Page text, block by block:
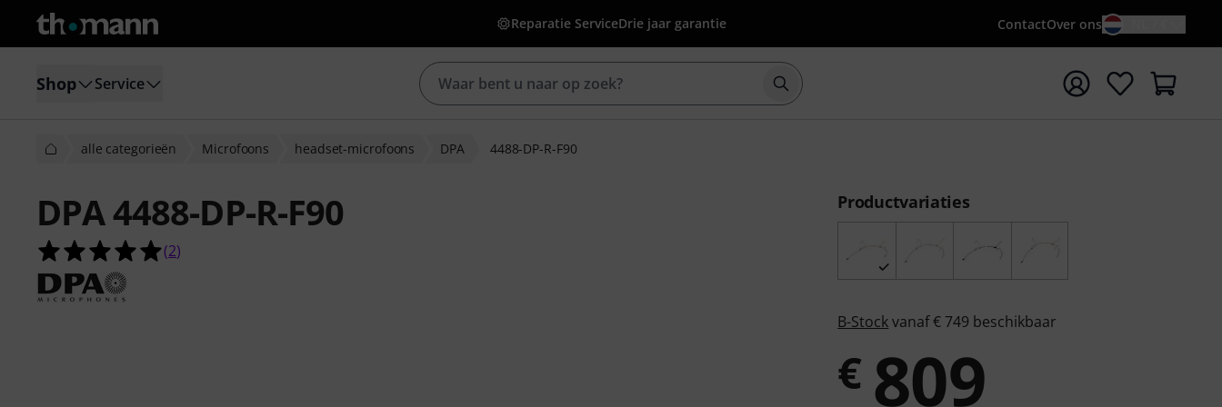
Reparatie ServiceDrie jaar garantie ContactOver ons
Shop Service Zoek met zoekterm {searchTerm}
alle categorieën Microfoons headset-microfoons DPA 4488-DP-R-F90
DPA 4488-DP-R-F90
5.0 van de 5 sterren van 2 klantbeoordelingen
(2)
Productvariaties
B-Stockvanaf € 749 beschikbaar
€ 809